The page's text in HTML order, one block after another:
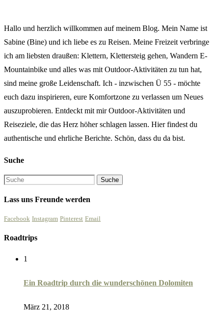
Hallo und herzlich willkommen auf meinem Blog. Mein Name ist
Sabine (Bine) und ich liebe es zu Reisen. Meine Freizeit verbringe
ich am liebsten draußen: Klettern, Klettersteig gehen, Wandern E-
Mountainbike und alles was mit Outdoor-Aktivitäten zu tun hat,
sind meine große Leidenschaft. Ich - inzwischen Ü 55 - möchte
euch dazu inspirieren, eure Komfortzone zu verlassen um Neues
auszuprobieren. Entdeckt mit mir Outdoor-Aktivitäten und
Reiseziele, die das Herz höher schlagen lassen. Hier findest du
authentische und ehrliche Berichte. Schön, dass du da bist.
Suche
Lass uns Freunde werden
Facebook Instagram Pinterest Email
Roadtrips
1
Ein Roadtrip durch die wunderschönen Dolomiten
März 21, 2018